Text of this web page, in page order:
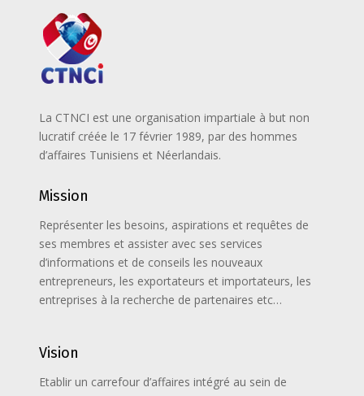
La CTNCI est une organisation impartiale à but non
lucratif créée le 17 février 1989, par des hommes
d’affaires Tunisiens et Néerlandais.
Mission
Représenter les besoins, aspirations et requêtes de
ses membres et assister avec ses services
d’informations et de conseils les nouveaux
entrepreneurs, les exportateurs et importateurs, les
entreprises à la recherche de partenaires etc…
Vision
Etablir un carrefour d’affaires intégré au sein de